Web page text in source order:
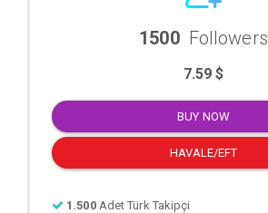
1500 Followers
7.59 $
BUY NOW
HAVALE/EFT
1.500 Adet Türk Takipçi